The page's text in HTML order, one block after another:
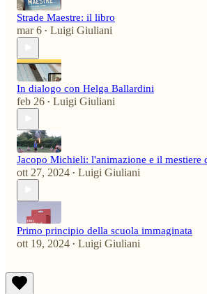
Strade Maestre: il libro
mar 6 • Luigi Giuliani
In dialogo con Helga Ballardini
feb 26 • Luigi Giuliani
Jacopo Michieli: l'animazione e il mestiere
ott 27, 2024 • Luigi Giuliani
Primo principio della scuola immaginata
ott 19, 2024 • Luigi Giuliani